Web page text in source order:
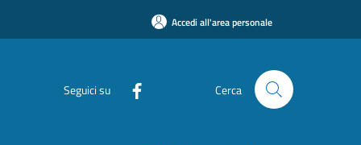
Accedi all'area personale
Seguici su Cerca